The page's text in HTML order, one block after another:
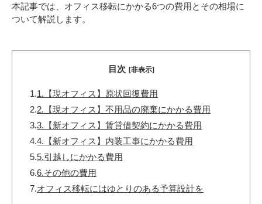
本記事では、オフィス移転にかかる6つの費用とその相場に
ついて解説します。
目次 [非表示]
1.1.【現オフィス】原状回復費用
2.2.【現オフィス】不用品の廃棄にかかる費用
3.3.【新オフィス】賃貸借契約にかかる費用
4.4.【新オフィス】内装工事にかかる費用
5.5.引越しにかかる費用
6.6.その他の費用
7.オフィス移転にはゆとりのある予算設計を